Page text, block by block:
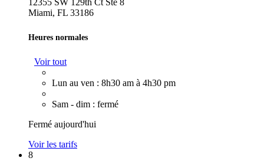
12355 SW 129th Ct Ste 8
Miami, FL 33186
Heures normales
Voir tout
Lun au ven : 8h30 am à 4h30 pm
Sam - dim : fermé
Fermé aujourd'hui
Voir les tarifs
8